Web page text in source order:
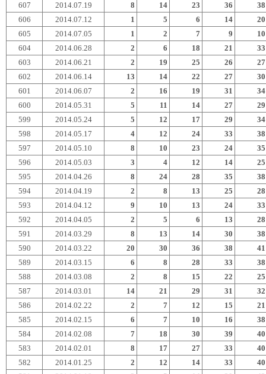
607
2014.07.19 8 14 23 36
38
606
2014.07.12 1 5 6 14
20
605
2014.07.05 1 2 7 9
10
604
2014.06.28 2 6 18 21
33
603
2014.06.21 2 19 25 26
27
602
2014.06.14 13 14 22 27
30
601
2014.06.07 2 16 19 31
34
600
2014.05.31 5 11 14 27
29
599
2014.05.24 5 12 17 29
34
598
2014.05.17 4 12 24 33
38
597
2014.05.10 8 10 23 24
35
596
2014.05.03 3 4 12 14
25
595
2014.04.26 8 24 28 35
38
594
2014.04.19 2 8 13 25
28
593
2014.04.12 9 10 13 24
33
592
2014.04.05 2 5 6 13
28
591
2014.03.29 8 13 14 30
38
590
2014.03.22 20 30 36 38
41
589
2014.03.15 6 8 28 33
38
588
2014.03.08 2 8 15 22
25
587
2014.03.01 14 21 29 31
32
586
2014.02.22 2 7 12 15
21
585
2014.02.15 6 7 10 16
38
584
2014.02.08 7 18 30 39
40
583
2014.02.01 8 17 27 33
40
582
2014.01.25 2 12 14 33
40